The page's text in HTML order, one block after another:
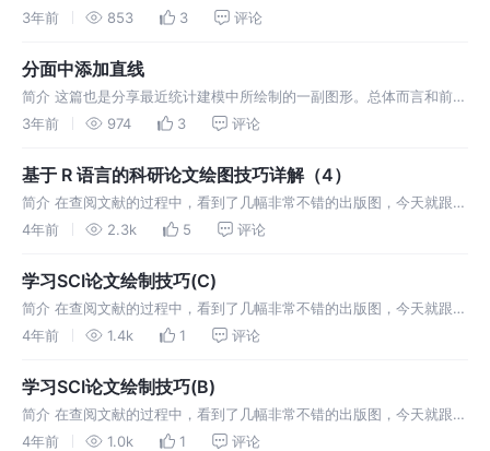
性能指标，数据如下所示： 其中，第 1 列是不同样本，共376条。第
3年前 853 3 评论
分面中添加直线
简介 这篇也是分享最近统计建模中所绘制的一副图形。总体而言和前面
的几篇：xxx 类似。都是从“数据导入”到“基于分面的可视化”。但是本
数
3年前 974 3 评论
基于 R 语言的科研论文绘图技巧详解（4）
简介 在查阅文献的过程中，看到了几幅非常不错的出版图，今天就跟着
小编一起学习下，他们是怎么使用 R 绘制出来的。 今天主要介绍 第四
4年前 2.3k 5 评论
学习SCI论文绘制技巧(C)
简介 在查阅文献的过程中，看到了几幅非常不错的出版图，今天就跟着
小编一起学习下，他们是怎么使用 R 绘制出来的。 今天主要介绍 第三
中，
4年前 1.4k 1 评论
学习SCI论文绘制技巧(B)
简介 在查阅文献的过程中，看到了几幅非常不错的出版图，今天就跟着
小编一起学习下，他们是怎么使用 R 绘制出来的。 今天主要介绍 第二
4年前 1.0k 1 评论